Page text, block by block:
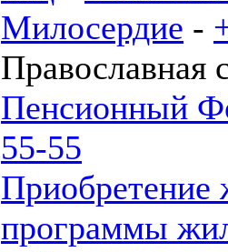
Милосердие -
Православная
Пенсионный
55-55
программы